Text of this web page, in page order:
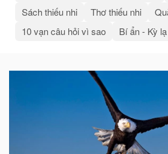
Sách thiếu nhi
Thơ thiếu nhi
10 vạn câu hỏi vì sao
Bí ẩn - Kỳ lạ
Bài
liên